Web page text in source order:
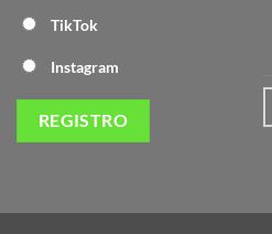
TikTok
Instagram